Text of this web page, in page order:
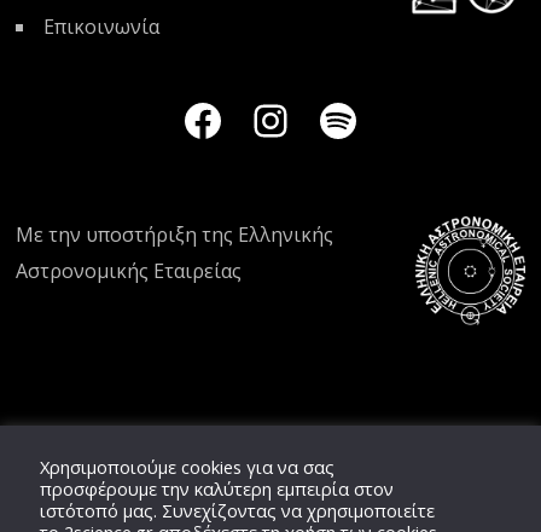
Επικοινωνία
Με την υποστήριξη της Ελληνικής
Αστρονομικής Εταιρείας
Χρησιμοποιούμε cookies για να σας
προσφέρουμε την καλύτερη εμπειρία στον
ιστότοπό μας. Συνεχίζοντας να χρησιμοποιείτε